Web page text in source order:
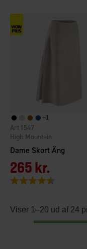
+1
Dame Skort Äng
High Mountain
1547
265 kr.
Vurdering:
Viser 1–20 ud af 24